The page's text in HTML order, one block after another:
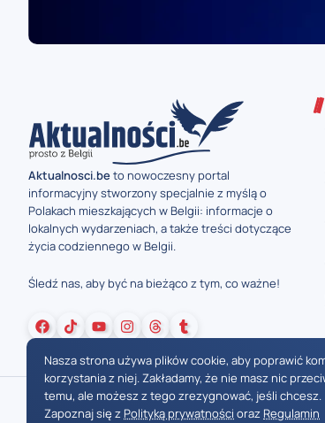
Aktualnosci.beto nowoczesny portal
informacyjny stworzony specjalnie z myślą o
Polakach mieszkających w Belgii: informacje o
lokalnych wydarzeniach, a także treści dotyczące
życia codziennego w Belgii.
Śledź nas, aby być na bieżąco z tym, co ważne!
Nasza strona używa plików cookie, aby poprawić
korzystania z niej. Zakładamy, że nie masz nic
temu, ale możesz z tego zrezygnować, jeśli chcesz.
Zapoznaj się z Polityką prywatności oraz Regulamin